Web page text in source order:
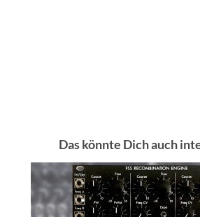
Das könnte Dich auch